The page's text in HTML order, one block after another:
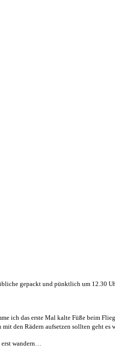
gepackt und pünktlich um 12.30
ich das erste Mal kalte Füße beim
den Rädern aufsetzen sollten geht es
erst wandern…